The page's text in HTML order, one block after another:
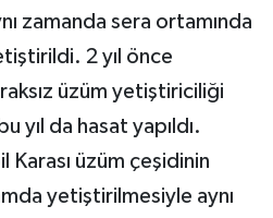
zamanda sera ortamında
2 yıl önce
üzüm yetiştiriciliği
yıl da hasat yapıldı.
Karası üzüm çeşidinin
yetiştirilmesiyle aynı